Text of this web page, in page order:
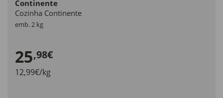
Continente
Cozinha Continente
emb. 2 kg
25,98€
12,99€/kg